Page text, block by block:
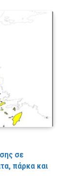
σε
πάρκα και